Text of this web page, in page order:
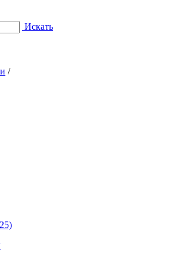
Искать
/